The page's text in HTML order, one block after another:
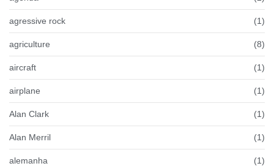
agressive rock (1)
agriculture (8)
aircraft (1)
airplane (1)
Alan Clark (1)
Alan Merril (1)
alemanha (1)